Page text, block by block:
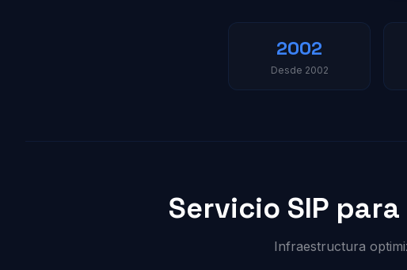
2002
Desde 2002
Servicio SIP
Infraestructura